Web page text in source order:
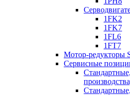
1FK2
1FK7
1FL6
1FT7
Мотор-редукторы
Сервисные